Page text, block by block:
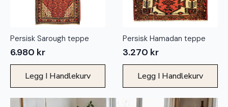
Persisk Sarough teppe
6.980 kr
Legg I Handlekurv
Persisk Hamadan teppe
3.270 kr
Legg I Handlekurv